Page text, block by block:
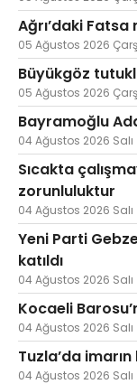
Ağrı’daki
05 Ağustos 2026
Büyükgöz
05 Ağustos 2026
Bayramoğlu
04 Ağustos 2026 Salı
Sıcakta
zorunluluktur
04 Ağustos 2026 Salı
Yeni Parti
katıldı
04 Ağustos 2026 Salı
Kocaeli
04 Ağustos 2026 Salı
Tuzla’da
04 Ağustos 2026 Salı